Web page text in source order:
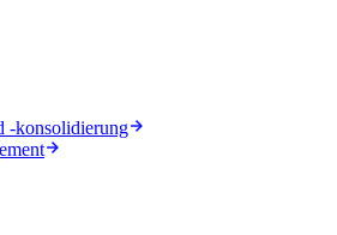
-konsolidierung